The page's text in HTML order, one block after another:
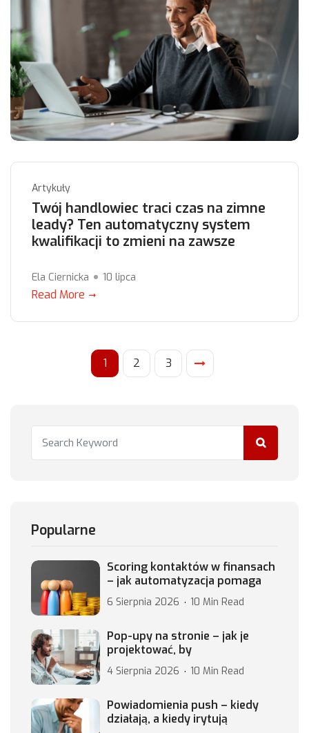
Artykuły
Twój handlowiec traci czas na zimne
leady? Ten automatyczny system
kwalifikacji to zmieni na zawsze
Ela Ciernicka 10 lipca
Read More
1 2 3
Popularne
Scoring kontaktów w finansach
– jak automatyzacja pomaga
6 Sierpnia 2026 10 Min Read
Pop-upy na stronie – jak je
projektować, by
4 Sierpnia 2026 10 Min Read
Powiadomienia push – kiedy
działają, a kiedy irytują